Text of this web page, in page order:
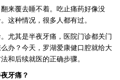
来覆去睡不着。吃止痛药好像没
这种情况，很多人都有过。
尤其是半夜牙痛，医院门诊都关门
办？今天，罗湖爱康健口腔就给大
和后续就医的正确步骤。
牙痛？